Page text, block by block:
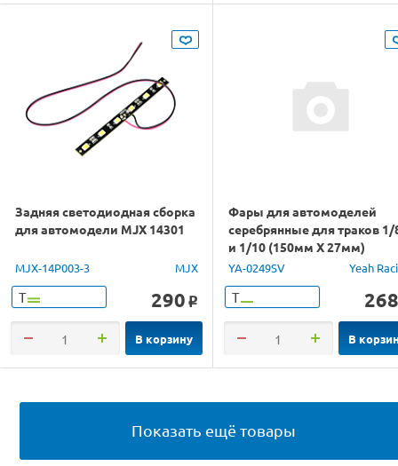
Задняя светодиодная сборка
для автомодели MJX 14301
MJX-14P003-3 MJX
Т 290 o
В корзину
Фары для автомоделей
серебрянные для траков 1/
и 1/10 (150мм Х 27мм)
YA-0249SV Yeah
Т 268
В
Показать ещё товары